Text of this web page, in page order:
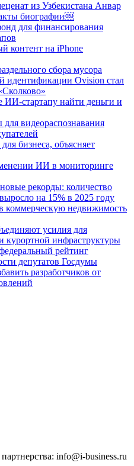
из Узбекистана Анвар
биографии￼
для финансирования
контент на iPhone
сбора мусора
идентификации Ovision стал
ИИ-стартапу найти деньги и
видеораспознавания
бизнеса, объясняет
ИИ в мониторинге
рекорды: количество
на 15% в 2025 году
коммерческую недвижимость
усилия для
курортной инфраструктуры
рейтинг
депутатов Госдумы
разработчиков от
info@i-business.ru